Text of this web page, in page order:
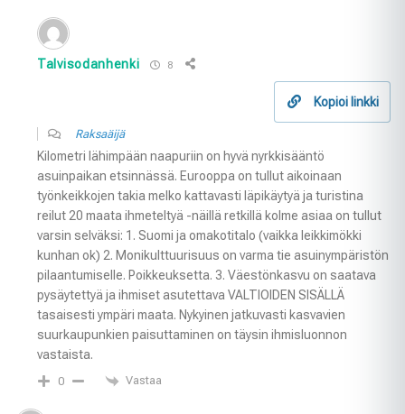
Talvisodanhenki 8
Kopioi linkki
Raksaäijä
Kilometri lähimpään naapuriin on hyvä nyrkkisääntö
asuinpaikan etsinnässä. Eurooppa on tullut aikoinaan
työnkeikkojen takia melko kattavasti läpikäytyä ja turistina
reilut 20 maata ihmeteltyä -näillä retkillä kolme asiaa on tullut
varsin selväksi: 1. Suomi ja omakotitalo (vaikka leikkimökki
kunhan ok) 2. Monikulttuurisuus on varma tie asuinympäristön
pilaantumiselle. Poikkeuksetta. 3. Väestönkasvu on saatava
pysäytettyä ja ihmiset asutettava VALTIOIDEN SISÄLLÄ
tasaisesti ympäri maata. Nykyinen jatkuvasti kasvavien
suurkaupunkien paisuttaminen on täysin ihmisluonnon
vastaista.
0 Vastaa